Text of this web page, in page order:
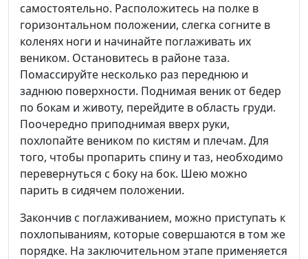
самостоятельно. Расположитесь на полке в
горизонтальном положении, слегка согните в
коленях ноги и начинайте поглаживать их
веником. Остановитесь в районе таза.
Помассируйте несколько раз переднюю и
заднюю поверхности. Поднимая веник от бедер
по бокам и животу, перейдите в область груди.
Поочередно приподнимая вверх руки,
похлопайте веником по кистям и плечам. Для
того, чтобы пропарить спину и таз, необходимо
перевернуться с боку на бок. Шею можно
парить в сидячем положении.
Закончив с поглаживанием, можно приступать к
похлопываниям, которые совершаются в том же
порядке. На заключительном этапе применяется